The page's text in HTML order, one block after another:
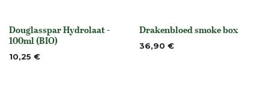
None
Douglasspar Hydrolaat -
100ml (BIO)
10,25 €
None
Drakenbloed smoke box
36,90 €